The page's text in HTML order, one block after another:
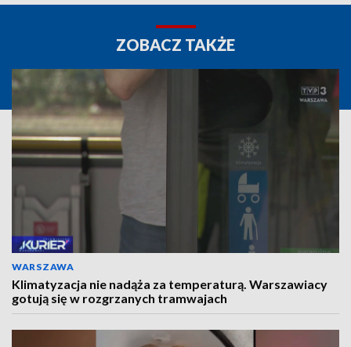
ZOBACZ TAKŻE
WARSZAWA
Klimatyzacja nie nadąża za temperaturą. Warszawiacy
gotują się w rozgrzanych tramwajach